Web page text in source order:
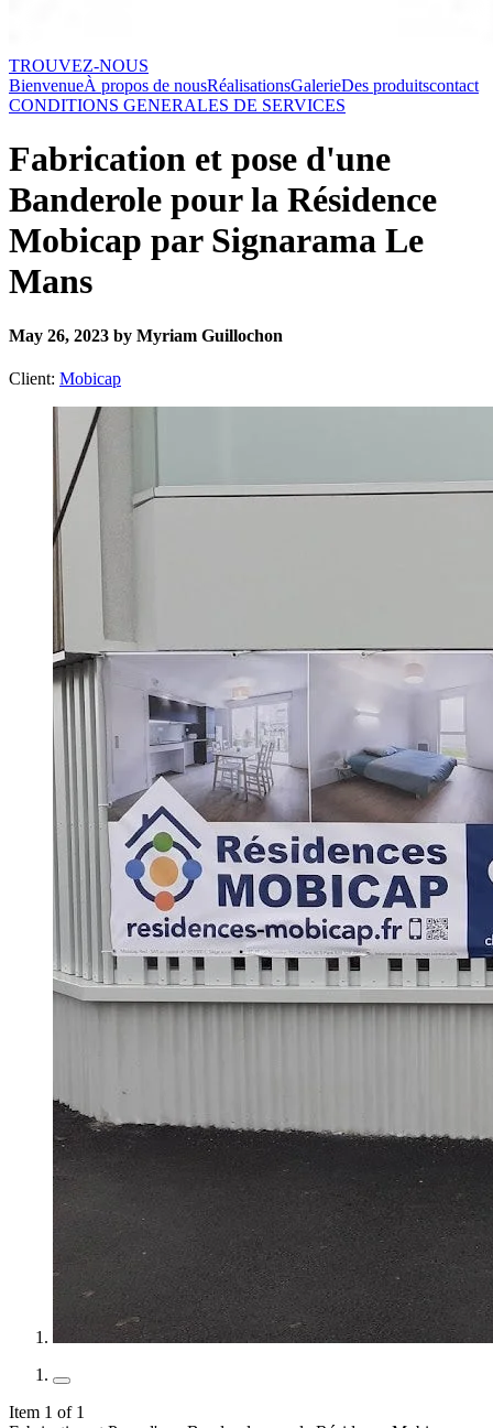
TROUVEZ-NOUS
BienvenueÀ propos de nousRéalisationsGalerieDes produitscontact
CONDITIONS GENERALES DE SERVICES
Fabrication et pose d'une
Banderole pour la Résidence
Mobicap par Signarama Le
Mans
May 26, 2023 by Myriam Guillochon
Client: Mobicap
Item 1 of 1